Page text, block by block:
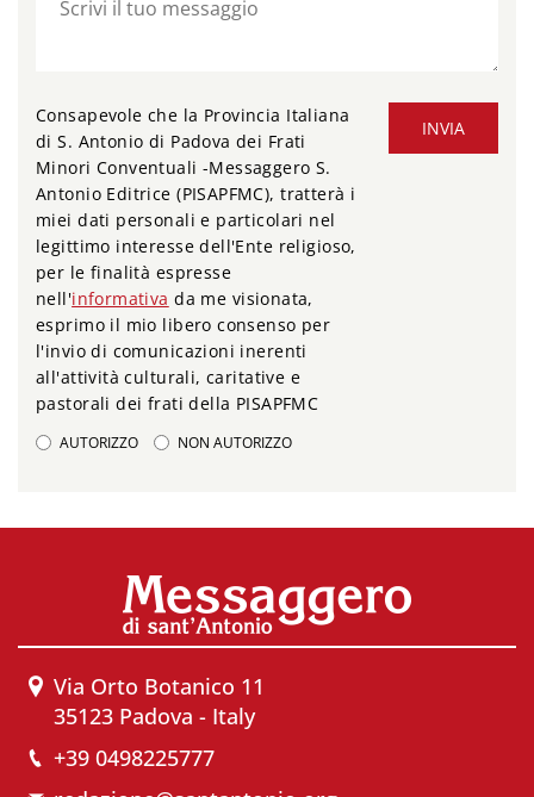
INVIA
Consapevole che la Provincia Italiana
di S. Antonio di Padova dei Frati
Minori Conventuali -Messaggero S.
Antonio Editrice (PISAPFMC), tratterà i
miei dati personali e particolari nel
legittimo interesse dell'Ente religioso,
per le finalità espresse
nell'informativa da me visionata,
esprimo il mio libero consenso per
l'invio di comunicazioni inerenti
all'attività culturali, caritative e
pastorali dei frati della PISAPFMC
AUTORIZZO NON AUTORIZZO
Via Orto Botanico 11
35123 Padova - Italy
+39 0498225777